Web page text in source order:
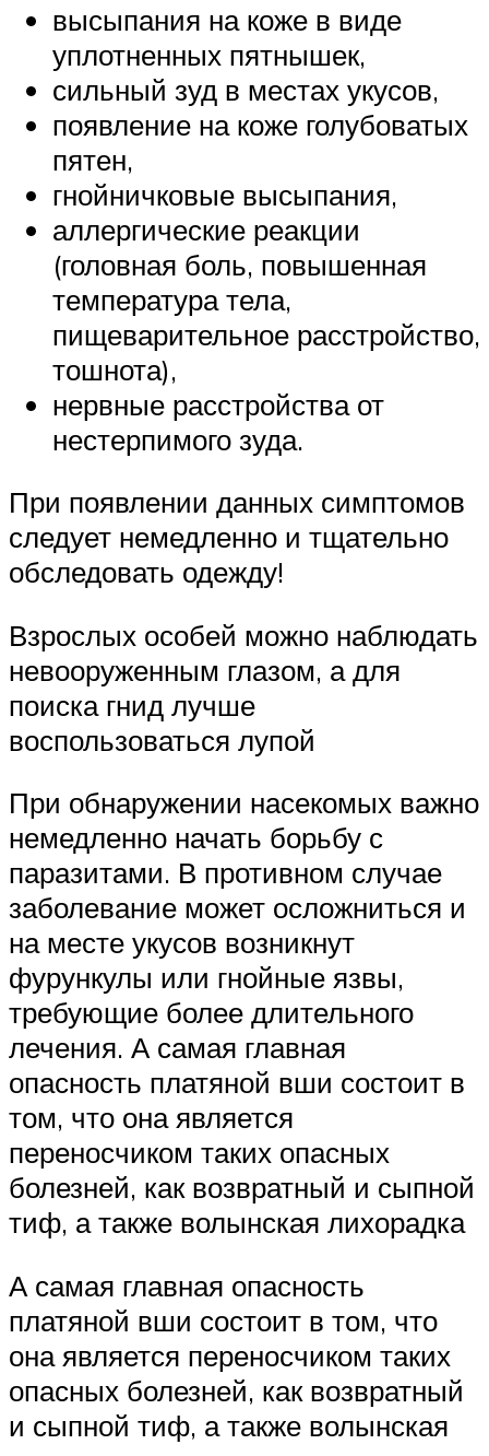
высыпания на коже в виде
уплотненных пятнышек,
сильный зуд в местах укусов,
появление на коже голубоватых
пятен,
гнойничковые высыпания,
аллергические реакции
(головная боль, повышенная
температура тела,
пищеварительное расстройство,
тошнота),
нервные расстройства от
нестерпимого зуда.
При появлении данных симптомов
следует немедленно и тщательно
обследовать одежду!
Взрослых особей можно наблюдать
невооруженным глазом, а для
поиска гнид лучше
воспользоваться лупой
При обнаружении насекомых важно
немедленно начать борьбу с
паразитами. В противном случае
заболевание может осложниться и
на месте укусов возникнут
фурункулы или гнойные язвы,
требующие более длительного
лечения. А самая главная
опасность платяной вши состоит в
том, что она является
переносчиком таких опасных
болезней, как возвратный и сыпной
тиф, а также волынская лихорадка
А самая главная опасность
платяной вши состоит в том, что
она является переносчиком таких
опасных болезней, как возвратный
и сыпной тиф, а также волынская